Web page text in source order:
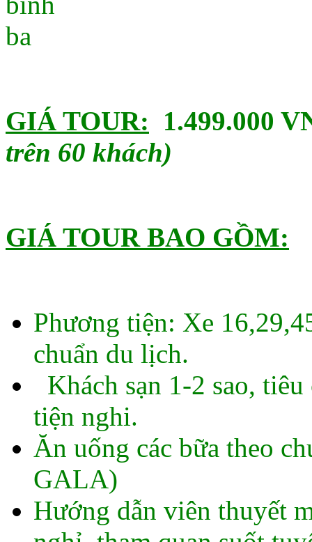
GIÁ TOUR: 1.499.000
trên 60 khách)
GIÁ TOUR BAO GỒM:
Phương tiện: Xe
chuẩn du lịch.
Khách sạn 1-2 sao,
tiện nghi.
Ăn uống các bữa theo
GALA)
Hướng dẫn viên thuyết